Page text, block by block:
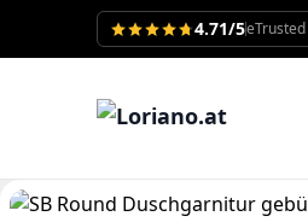
4.71/5eTrusted